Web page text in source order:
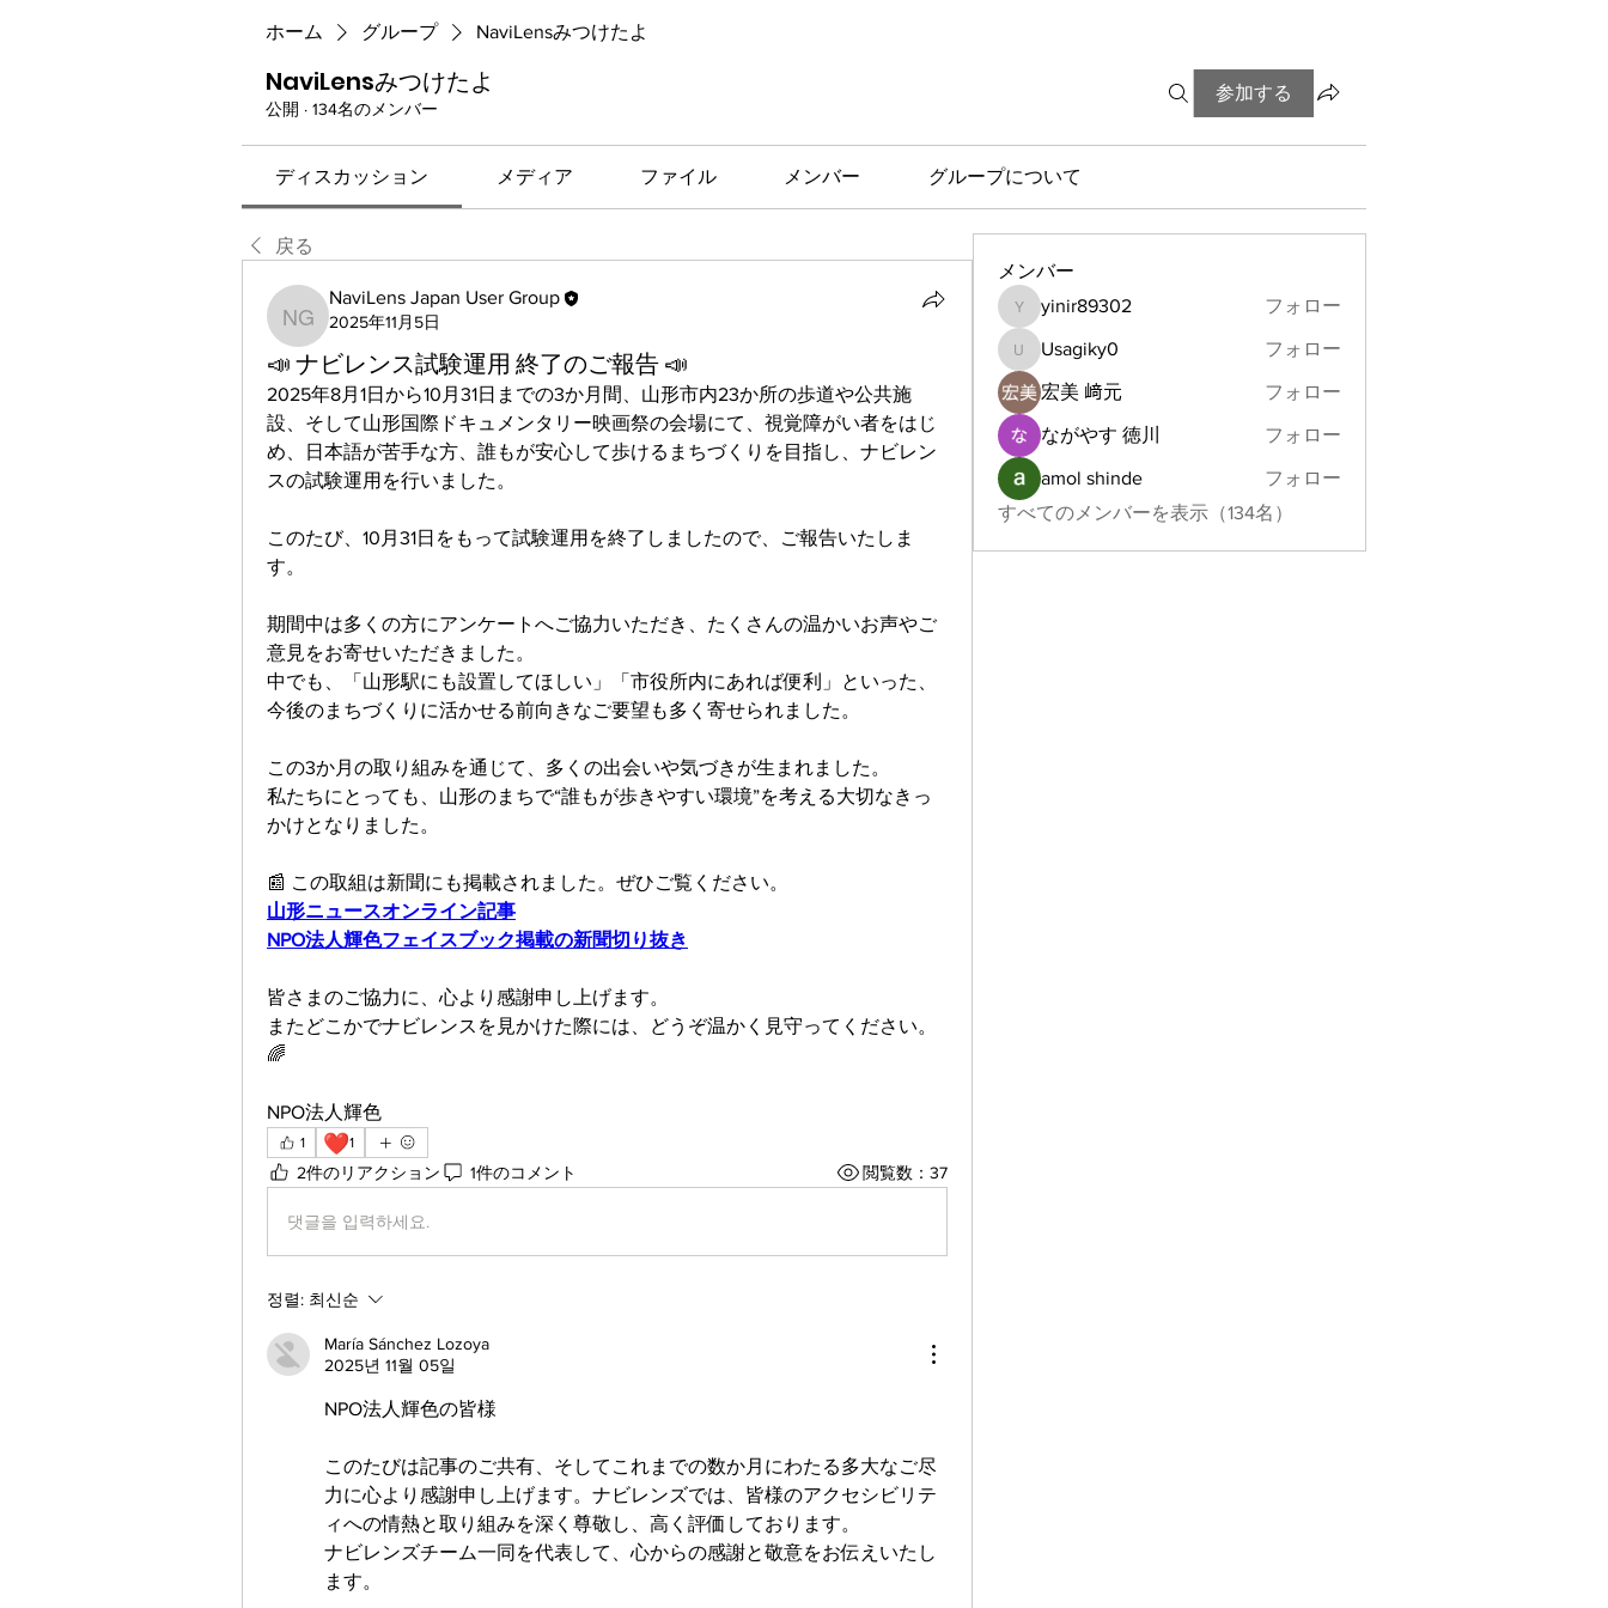
ホーム グループ NaviLensみつけたよ
NaviLensみつけたよ
公開 · 134名のメンバー
参加する
ディスカッション メディア ファイル メンバー グループについて
戻る
NaviLens Japan User Group
NaviLens Japan User Group
2025年11月5日
📣 ナビレンス試験運用 終了のご報告 📣
2025年8月1日から10月31日までの3か月間、山形市内23か所の歩道や公共施
設、そして山形国際ドキュメンタリー映画祭の会場にて、視覚障がい者をはじ
め、日本語が苦手な方、誰もが安心して歩けるまちづくりを目指し、ナビレン
スの試験運用を行いました。
このたび、10月31日をもって試験運用を終了しましたので、ご報告いたしま
す。
期間中は多くの方にアンケートへご協力いただき、たくさんの温かいお声やご
意見をお寄せいただきました。
中でも、「山形駅にも設置してほしい」「市役所内にあれば便利」といった、
今後のまちづくりに活かせる前向きなご要望も多く寄せられました。
この3か月の取り組みを通じて、多くの出会いや気づきが生まれました。
私たちにとっても、山形のまちで“誰もが歩きやすい環境”を考える大切なきっ
かけとなりました。
📰 この取組は新聞にも掲載されました。ぜひご覧ください。
山形ニュースオンライン記事
NPO法人輝色フェイスブック掲載の新聞切り抜き
皆さまのご協力に、心より感謝申し上げます。
またどこかでナビレンスを見かけた際には、どうぞ温かく見守ってください。
🌈
NPO法人輝色
1 ❤️1
2件のリアクション 1件のコメント 閲覧数：37
댓글을 입력하세요.
정렬: 최신순
María Sánchez Lozoya
2025년 11월 05일
NPO法人輝色の皆様
このたびは記事のご共有、そしてこれまでの数か月にわたる多大なご尽
力に心より感謝申し上げます。ナビレンズでは、皆様のアクセシビリテ
ィへの情熱と取り組みを深く尊敬し、高く評価しております。
ナビレンズチーム一同を代表して、心からの感謝と敬意をお伝えいたし
ます。
メンバー
yinir89302
yinir89302 フォロー
Usagiky0
Usagiky0 フォロー
宏美 﨑元 フォロー
ながやす 徳川 フォロー
amol shinde
フォロー
すべてのメンバーを表示（134名）